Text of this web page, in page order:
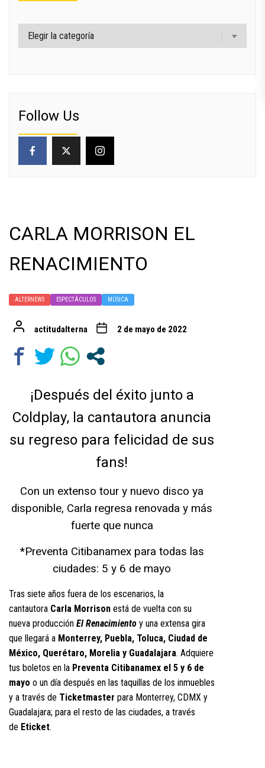
CARLA MORRISON EL
RENACIMIENTO
ALTERNEWS ESPECTÁCULOS MÚSICA
actitudalterna 2 de mayo de 2022
¡Después del éxito junto a
Coldplay, la cantautora anuncia
su regreso para felicidad de sus
fans!
Con un extenso tour y nuevo disco ya
disponible, Carla regresa renovada y más
fuerte que nunca
*Preventa Citibanamex para todas las
ciudades: 5 y 6 de mayo
Tras siete años fuera de los escenarios, la
cantautora Carla Morrison está de vuelta con su
nueva producción El Renacimiento y una extensa gira
que llegará a Monterrey, Puebla, Toluca, Ciudad de
México, Querétaro, Morelia y Guadalajara. Adquiere
tus boletos en la Preventa Citibanamex el 5 y 6 de
mayo o un día después en las taquillas de los inmuebles
y a través de Ticketmaster para Monterrey, CDMX y
Guadalajara; para el resto de las ciudades, a través
de Eticket.
Categorías
Follow Us